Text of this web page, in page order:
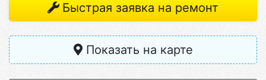
Быстрая заявка на ремонт
Показать на карте